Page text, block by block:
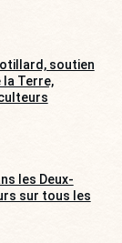
soutien
la Terre,
les Deux-
sur tous les